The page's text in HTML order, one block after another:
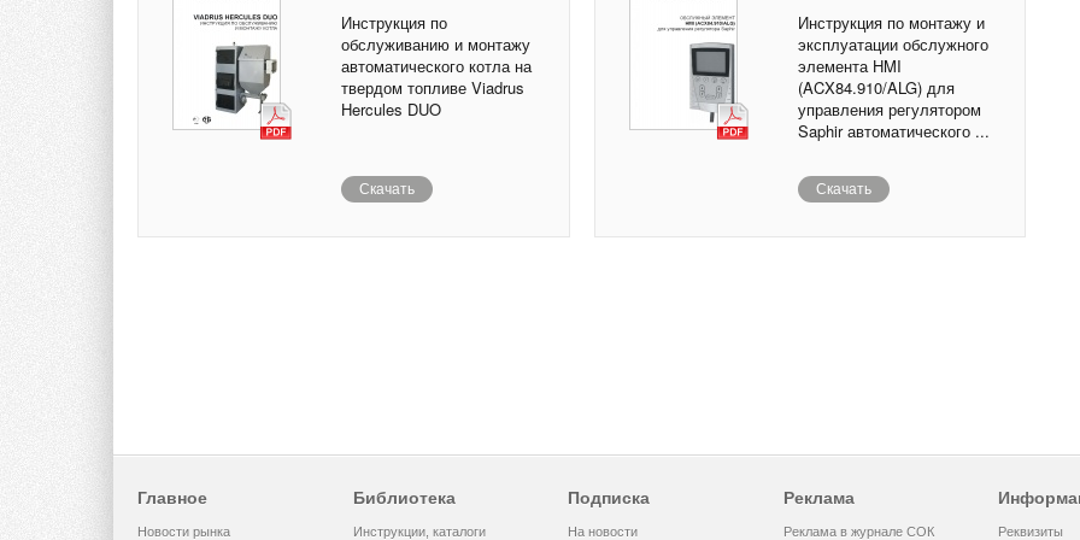
Инструкция по
обслуживанию и монтажу
автоматического котла на
твердом топливе Viadrus
Hercules DUO
Скачать
Инструкция по монтажу и
эксплуатации обслужного
элемента HMI
(ACX84.910/ALG) для
управления регулятором
Saphir автоматического ...
Скачать
Главное
Новости рынка
Библиотека
Инструкции, каталоги
Подписка
На новости
Реклама
Реклама в журнале СОК Реквизиты